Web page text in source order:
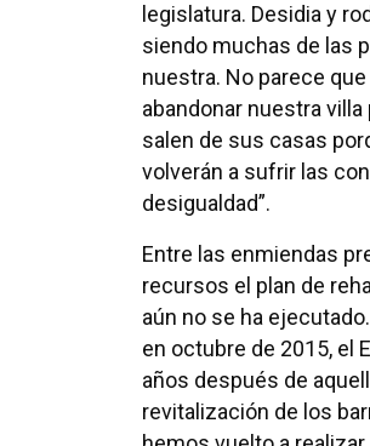
legislatura. Desidia y
siendo muchas de las
nuestra. No parece
abandonar nuestra
salen de sus casas
volverán a sufrir las
desigualdad”.
Entre las enmiendas
recursos el plan de
aún no se ha
en octubre de 2015, el
años después de
revitalización de los